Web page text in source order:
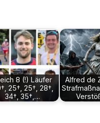
8 (!) Läufer
25†, 25†, 28†,
34†, 35†,…
Alfred de